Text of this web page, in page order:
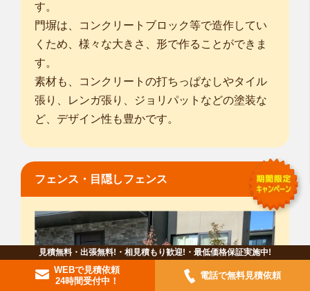
す。
門塀は、コンクリートブロック等で造作してい
くため、様々な大きさ、形で作ることができま
す。
素材も、コンクリートの打ちっぱなしやタイル
張り、レンガ張り、ジョリパットなどの塗装な
ど、デザイン性も豊かです。
フェンス・目隠しフェンス
見積無料・出張無料!・相見積もり歓迎!・最低価格保証実施中!
WEBで見積依頼
24時間受付中！
電話で無料見積依頼